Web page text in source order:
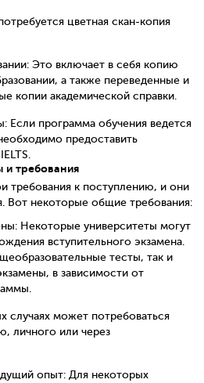
цветная скан-копия
Это включает в себя копию
а также переведенные и
копии академической справки.
Если программа обучения ведется
предоставить
и требования
требования к поступлению, и они
Вот некоторые общие требования:
Некоторые университеты могут
вступительного экзамена.
тесты, так и
в зависимости от
случаях может потребоваться
личного или через
опыт: Для некоторых